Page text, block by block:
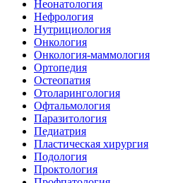
Неонатология
Нефрология
Нутрициология
Онкология
Онкология-маммология
Ортопедия
Остеопатия
Отоларингология
Офтальмология
Паразитология
Педиатрия
Пластическая хирургия
Подология
Проктология